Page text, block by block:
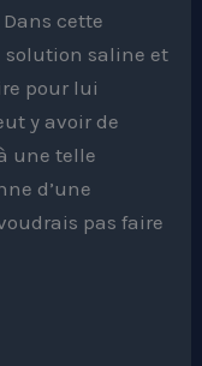
cette
saline et
pour lui
y avoir de
une telle
d’une
pas faire